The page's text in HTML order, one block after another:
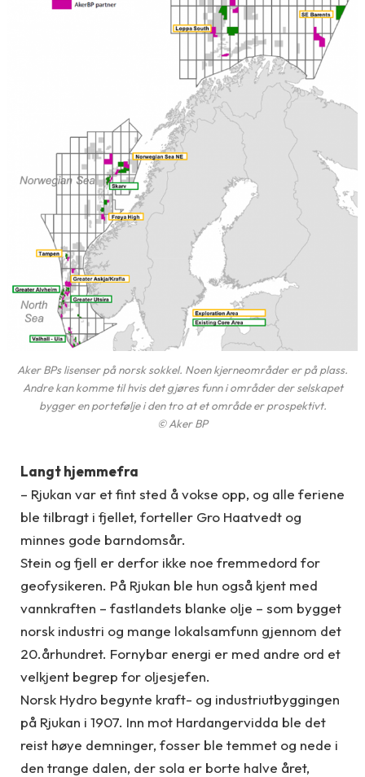
Aker BPs lisenser på norsk sokkel. Noen kjerneområder er på plass.
Andre kan komme til hvis det gjøres funn i områder der selskapet
bygger en portefølje i den tro at et område er prospektivt.
© Aker BP
Langt hjemmefra
– Rjukan var et fint sted å vokse opp, og alle feriene
ble tilbragt i fjellet, forteller Gro Haatvedt og
minnes gode barndomsår.
Stein og fjell er derfor ikke noe fremmedord for
geofysikeren. På Rjukan ble hun også kjent med
vannkraften – fastlandets blanke olje – som bygget
norsk industri og mange lokalsamfunn gjennom det
20.århundret. Fornybar energi er med andre ord et
velkjent begrep for oljesjefen.
Norsk Hydro begynte kraft- og industriutbyggingen
på Rjukan i 1907. Inn mot Hardangervidda ble det
reist høye demninger, fosser ble temmet og nede i
den trange dalen, der sola er borte halve året,